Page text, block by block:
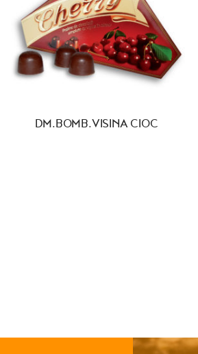
DM.BOMB.VISINA CIOC